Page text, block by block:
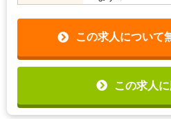
この求人について
この求人